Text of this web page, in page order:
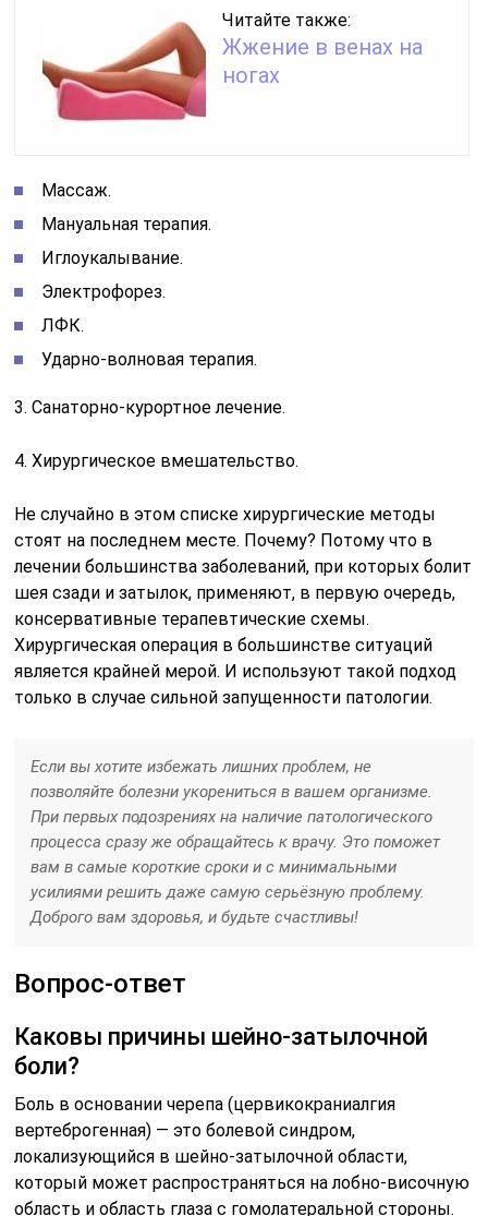
Читайте также:
Жжение в венах на
ногах
Массаж.
Мануальная терапия.
Иглоукалывание.
Электрофорез.
ЛФК.
Ударно-волновая терапия.
3. Санаторно-курортное лечение.
4. Хирургическое вмешательство.
Не случайно в этом списке хирургические методы
стоят на последнем месте. Почему? Потому что в
лечении большинства заболеваний, при которых болит
шея сзади и затылок, применяют, в первую очередь,
консервативные терапевтические схемы.
Хирургическая операция в большинстве ситуаций
является крайней мерой. И используют такой подход
только в случае сильной запущенности патологии.
Если вы хотите избежать лишних проблем, не
позволяйте болезни укорениться в вашем организме.
При первых подозрениях на наличие патологического
процесса сразу же обращайтесь к врачу. Это поможет
вам в самые короткие сроки и с минимальными
усилиями решить даже самую серьёзную проблему.
Доброго вам здоровья, и будьте счастливы!
Вопрос-ответ
Каковы причины шейно-затылочной
боли?
Боль в основании черепа (цервикокраниалгия
вертеброгенная) — это болевой синдром,
локализующийся в шейно-затылочной области,
который может распространяться на лобно-височную
область и область глаза с гомолатеральной стороны.